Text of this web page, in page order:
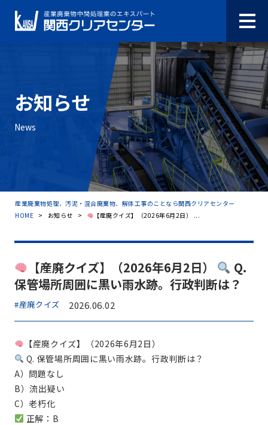
お知らせ
News
産業廃棄物処理、汚泥・混合廃棄物、解体工事のことなら関西クリアセンター
HOME > お知らせ > 【産廃クイズ】（2026年6月2日） ...
【産廃クイズ】（2026年6月2日）
Q.
保管場所周囲に黒い雨水跡。行政判断は？
#産廃クイズ 2026.06.02
【産廃クイズ】（2026年6月2日）
Q. 保管場所周囲に黒い雨水跡。行政判断は？
A）問題なし
B）流出疑い
C）老朽化
正解：B